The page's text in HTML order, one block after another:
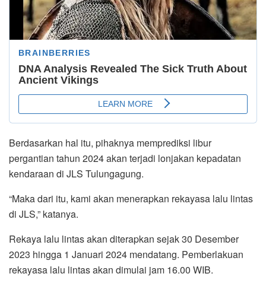
Berdasarkan hal itu, pihaknya memprediksi libur
pergantian tahun 2024 akan terjadi lonjakan kepadatan
kendaraan di JLS Tulungagung.
“Maka dari itu, kami akan menerapkan rekayasa lalu lintas
di JLS,” katanya.
Rekaya lalu lintas akan diterapkan sejak 30 Desember
2023 hingga 1 Januari 2024 mendatang. Pemberlakuan
rekayasa lalu lintas akan dimulai jam 16.00 WIB.